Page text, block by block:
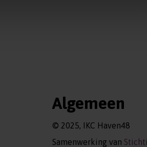
Algemeen
© 2025, IKC Haven48
Samenwerking van